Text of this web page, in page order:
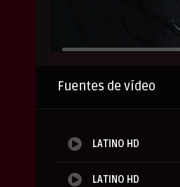
Fuentes de vídeo
LATINO HD
LATINO HD